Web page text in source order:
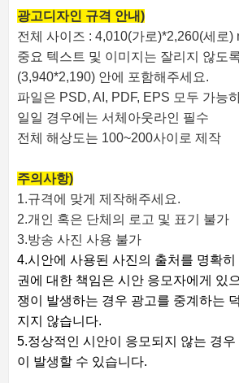
광고디자인 규격 안내)
전체 사이즈 : 4,010(가로)*2,260(세로)
중요 텍스트 및 이미지는 잘리지 않도
(3,940*2,190) 안에 포함해주세요.
파일은 PSD, AI, PDF, EPS 모두 가능
일일 경우에는 서체아웃라인 필수
전체 해상도는 100~200사이로 제작
주의사항)
1.규격에 맞게 제작해주세요.
2.개인 혹은 단체의 로고 및 표기 불가
3.방송 사진 사용 불가
4.시안에 사용된 사진의 출처를 명확
권에 대한 책임은 시안 응모자에게 있
쟁이 발생하는 경우 광고를 중계하는
지지 않습니다.
5.정상적인 시안이 응모되지 않는 경우
이 발생할 수 있습니다.